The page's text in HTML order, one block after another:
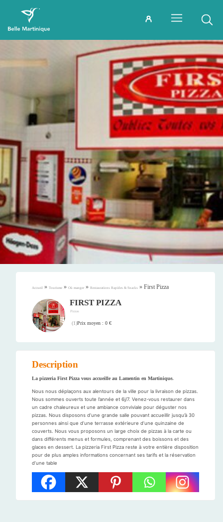
Accueil » Tourisme » Où manger » Restaurations Rapides & Snacks » First Pizza
FIRST PIZZA
Pizzas
(1)Prix moyen : 0 €
Description
La pizzeria First Pizza vous accueille au Lamentin en Martinique.
Nous nous déplaçons aux alentours de la ville pour la livraison de pizzas.
Nous sommes ouverts toute l’année et 6j/7. Venez-vous restaurer dans
un cadre chaleureux et une ambiance conviviale pour déguster nos
pizzas. Nous disposons d’une grande salle pouvant accueillir jusqu’à 30
personnes ainsi que d’une terrasse extérieure d’une quinzaine de
couverts. Nous vous proposons un large choix de pizzas à la carte ou
dans différents menus et formules, comprenant des boissons et des
glaces en dessert. La pizzeria First Pizza reste à votre entière disposition
pour de plus amples informations concernant ses tarifs et la réservation
d’une table